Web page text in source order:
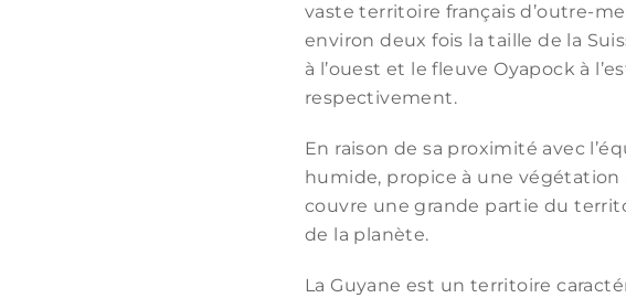
vaste territoire français d’outre-
environ deux fois la taille de la
à l’ouest et le fleuve Oyapock à
respectivement.
En raison de sa proximité avec
humide, propice à une
couvre une grande partie du
de la planète.
La Guyane est un territoire